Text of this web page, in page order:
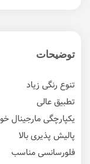
توضیحات
تنوع رنگی زیاد
تطبیق عالی
یکپارچگی مارجینال
پالیش پذیری بالا
فلورسانسی مناسب